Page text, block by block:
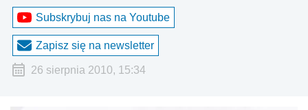
Subskrybuj nas na Youtube
Zapisz się na newsletter
26 sierpnia 2010, 15:34